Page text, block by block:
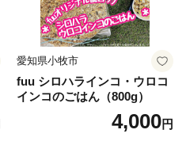
愛知県小牧市
fuu シロハラインコ・ウロコ
インコのごはん（800g）
4,000円